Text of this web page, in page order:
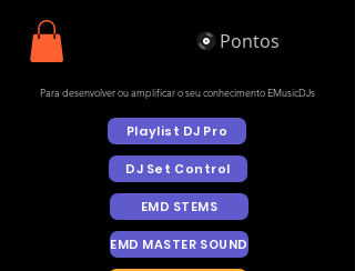
Pontos
Para desenvolver ou amplificar o seu conhecimento EMusicDJs
Playlist DJ Pro
DJ Set Control
EMD STEMS
EMD MASTER SOUND